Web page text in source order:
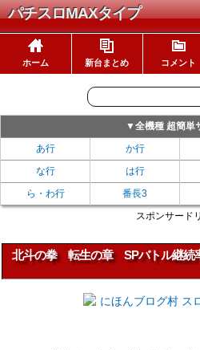
パチスロMAXタイプ
ホーム 新台まとめ コメント
▼全機種 超簡単
あ行
か行
な行
は行
ら・わ行
番長3
スポンサード
北斗の拳 転生の章 SPバトル継続